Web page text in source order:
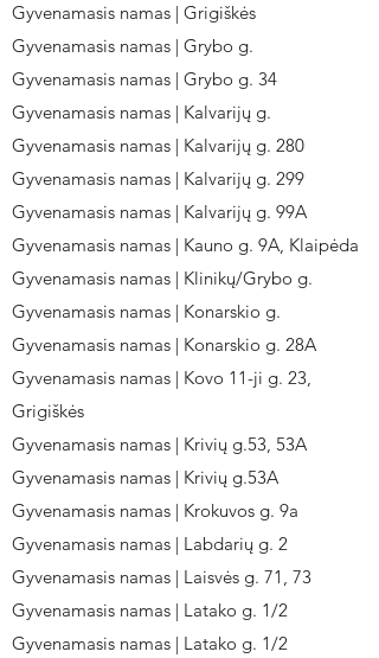
Gyvenamasis namas | Grigiškės
Gyvenamasis namas | Grybo g.
Gyvenamasis namas | Grybo g. 34
Gyvenamasis namas | Kalvarijų g.
Gyvenamasis namas | Kalvarijų g. 280
Gyvenamasis namas | Kalvarijų g. 299
Gyvenamasis namas | Kalvarijų g. 99A
Gyvenamasis namas | Kauno g. 9A, Klaipėda
Gyvenamasis namas | Klinikų/Grybo g.
Gyvenamasis namas | Konarskio g.
Gyvenamasis namas | Konarskio g. 28A
Gyvenamasis namas | Kovo 11-ji g. 23,
Grigiškės
Gyvenamasis namas | Krivių g.53, 53A
Gyvenamasis namas | Krivių g.53A
Gyvenamasis namas | Krokuvos g. 9a
Gyvenamasis namas | Labdarių g. 2
Gyvenamasis namas | Laisvės g. 71, 73
Gyvenamasis namas | Latako g. 1/2
Gyvenamasis namas | Latako g. 1/2